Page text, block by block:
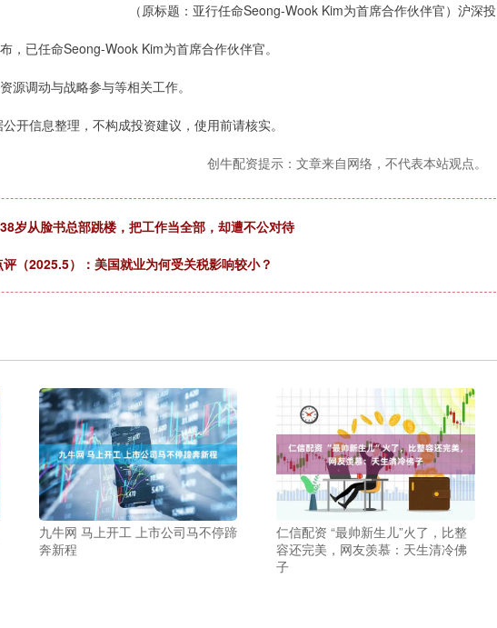
（原标题：亚行任命Seong-Wook Kim为首席合作伙伴官）沪深投
，已任命Seong-Wook Kim为首席合作伙伴官。
源调动与战略参与等相关工作。
开信息整理，不构成投资建议，使用前请核实。
创牛配资提示：文章来自网络，不代表本站观点。
岁从脸书总部跳楼，把工作当全部，却遭不公对待
（2025.5）：美国就业为何受关税影响较小？
九牛网 马上开工 上市公司马不停蹄
奔新程
仁信配资 “最帅新生儿”火了，比整
容还完美，网友羡慕：天生清冷佛
子